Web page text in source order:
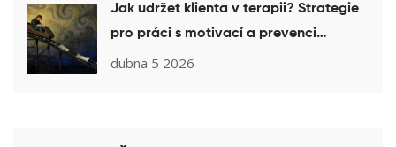
Jak udržet klienta v terapii? Strategie
pro práci s motivací a prevenci
vynechávání sezení
dubna 5 2026